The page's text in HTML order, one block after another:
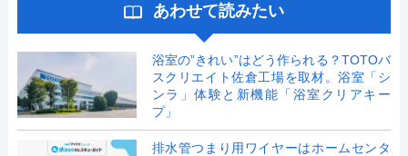
あわせて読みたい
浴室の”きれい”はどう作られる？TOTOバ
スクリエイト佐倉工場を取材。浴室「シ
ンラ」体験と新機能「浴室クリアキー
プ」
排水管つまり用ワイヤーはホームセンタ